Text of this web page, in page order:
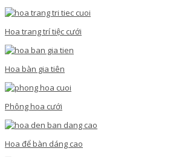
Hoa trang trí tiệc cưới
Hoa bàn gia tiên
Phông hoa cưới
Hoa để bàn dáng cao